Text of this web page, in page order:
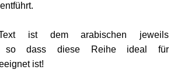
ist dem arabischen jeweils
so dass diese Reihe ideal für
ist!